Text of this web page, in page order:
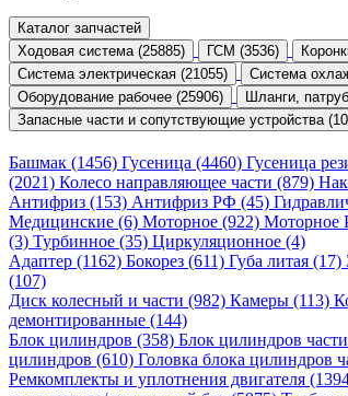
Каталог запчастей
Ходовая система (25885)
ГСМ (3536)
Система электрическая (21055)
Система
Оборудование рабочее (25906)
Шланги,
Запасные части и сопутствующие устройства
Башмак (1456) Гусеница (4460) Гусеница
(2021) Колесо направляющее части (879)
Антифриз (153) Антифриз РФ (45)
Медицинские (6) Моторное (922) Моторное
(3) Турбинное (35) Циркуляционное (4)
Адаптер (1162) Бокорез (611) Губа литая (17)
(107)
Диск колесный и части (982) Камеры (113)
демонтированные (144)
Блок цилиндров (358) Блок цилиндров
цилиндров (610) Головка блока цилиндров
Ремкомплекты и уплотнения двигателя